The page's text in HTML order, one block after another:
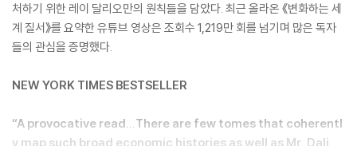
처하기 위한 레이 달리오만의 원칙들을 담았다. 최근 올라온 《변화하는 세
계 질서》를 요약한 유튜브 영상은 조회수 1,219만 회를 넘기며 많은 독자
들의 관심을 증명했다.
NEW YORK TIMES BESTSELLER
“A provocative read...There are few tomes that coherentl
y map such broad economic histories as well as Mr. Dali